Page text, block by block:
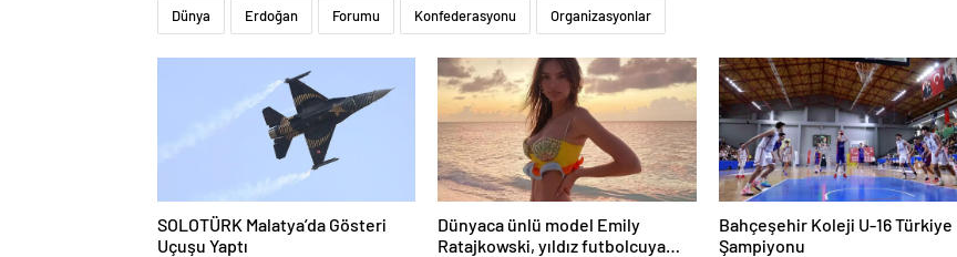
Dünya Erdoğan Forumu Konfederasyonu Organizasyonlar
SOLOTÜRK Malatya’da Gösteri
Uçuşu Yaptı
Dünyaca ünlü model Emily
Ratajkowski, yıldız futbolcuya
Bahçeşehir Koleji U-16 Türkiye
Şampiyonu